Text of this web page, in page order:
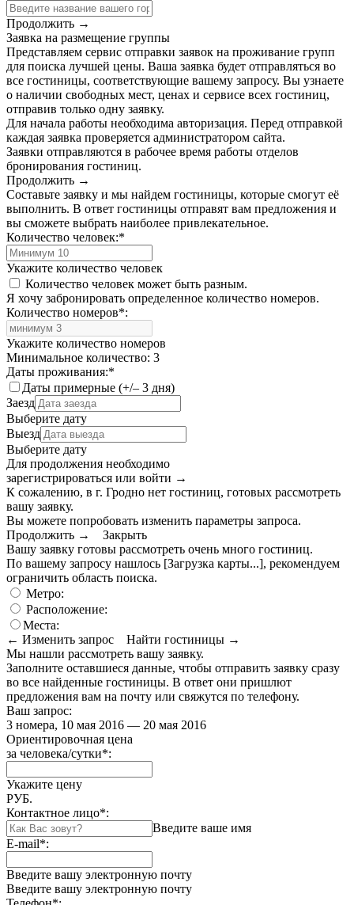
Продолжить →
Заявка на размещение группы
Представляем сервис отправки заявок на проживание групп
для поиска лучшей цены. Ваша заявка будет отправляться во
все гостиницы, соответствующие вашему запросу. Вы узнаете
о наличии свободных мест, ценах и сервисе всех гостиниц,
отправив только одну заявку.
Для начала работы необходима авторизация. Перед отправкой
каждая заявка проверяется администратором сайта.
Заявки отправляются в рабочее время работы отделов
бронирования гостиниц.
Продолжить →
Составьте заявку и мы найдем гостиницы, которые смогут её
выполнить. В ответ гостиницы отправят вам предложения и
вы сможете выбрать наиболее привлекательное.
Количество человек:*
Укажите количество человек
Количество человек может быть разным.
Я хочу забронировать определенное количество номеров.
Количество номеров*:
Укажите количество номеров
Минимальное количество: 3
Даты проживания:*
Даты примерные (+/– 3 дня)
Заезд
Выберите дату
Выезд
Выберите дату
Для продолжения необходимо
зарегистрироваться или войти →
К сожалению, в г. Гродно нет гостиниц, готовых рассмотреть
вашу заявку.
Вы можете попробовать изменить параметры запроса.
Продолжить →
Закрыть
Вашу заявку готовы рассмотреть очень много гостиниц.
По вашему запросу нашлось [Загрузка карты...], рекомендуем
ограничить область поиска.
Метро:
Расположение:
Места:
← Изменить запрос
Найти гостиницы →
Мы нашли рассмотреть вашу заявку.
Заполните оставшиеся данные, чтобы отправить заявку сразу
во все найденные гостиницы. В ответ они пришлют
предложения вам на почту или свяжутся по телефону.
Ваш запрос:
3 номера, 10 мая 2016 — 20 мая 2016
Ориентировочная цена
за человека/сутки*:
Укажите цену
РУБ.
Контактное лицо*:
Введите ваше имя
E-mail*:
Введите вашу электронную почту
Введите вашу электронную почту